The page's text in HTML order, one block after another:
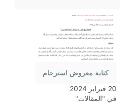
كتابة معروض استرحام
20 فبراير 2024
في "المقالات"